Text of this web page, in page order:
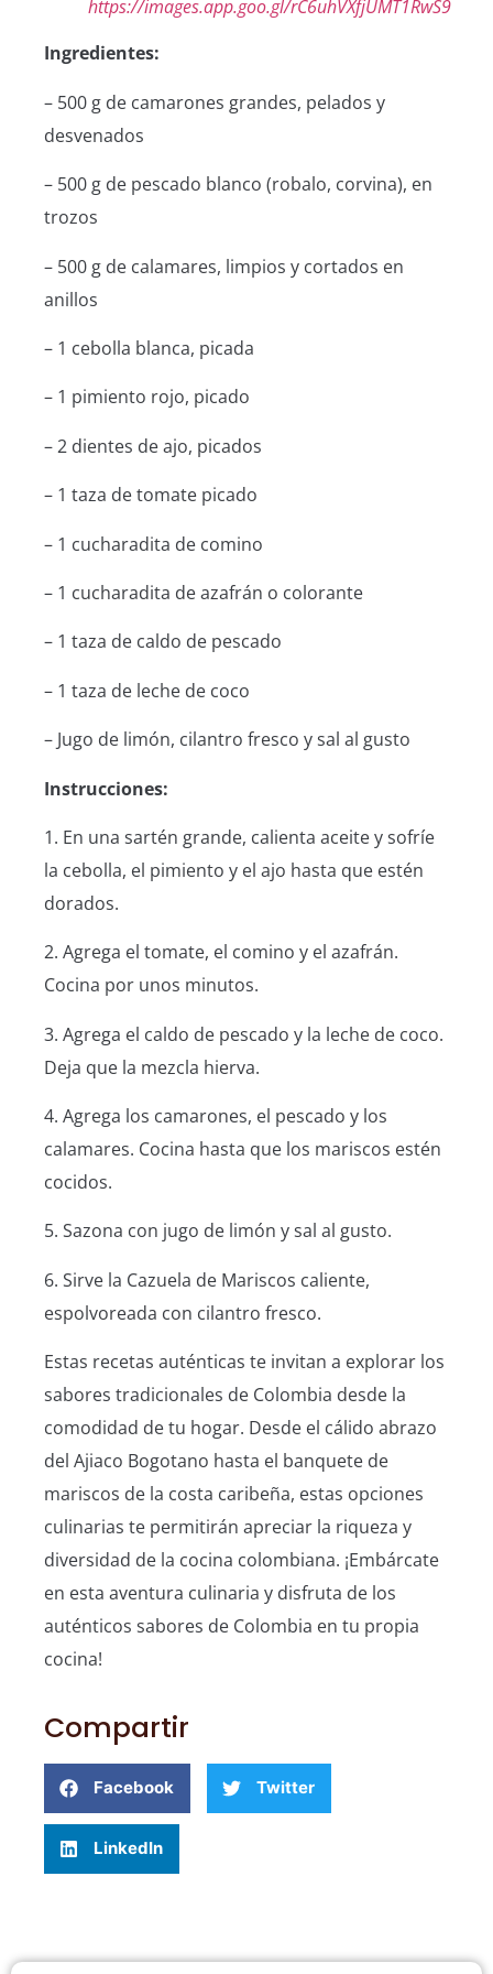
https://images.app.goo.gl/rC6uhVXfjUMT1RwS9
Ingredientes:
– 500 g de camarones grandes, pelados y
desvenados
– 500 g de pescado blanco (robalo, corvina), en
trozos
– 500 g de calamares, limpios y cortados en
anillos
– 1 cebolla blanca, picada
– 1 pimiento rojo, picado
– 2 dientes de ajo, picados
– 1 taza de tomate picado
– 1 cucharadita de comino
– 1 cucharadita de azafrán o colorante
– 1 taza de caldo de pescado
– 1 taza de leche de coco
– Jugo de limón, cilantro fresco y sal al gusto
Instrucciones:
1. En una sartén grande, calienta aceite y sofríe
la cebolla, el pimiento y el ajo hasta que estén
dorados.
2. Agrega el tomate, el comino y el azafrán.
Cocina por unos minutos.
3. Agrega el caldo de pescado y la leche de coco.
Deja que la mezcla hierva.
4. Agrega los camarones, el pescado y los
calamares. Cocina hasta que los mariscos estén
cocidos.
5. Sazona con jugo de limón y sal al gusto.
6. Sirve la Cazuela de Mariscos caliente,
espolvoreada con cilantro fresco.
Estas recetas auténticas te invitan a explorar los
sabores tradicionales de Colombia desde la
comodidad de tu hogar. Desde el cálido abrazo
del Ajiaco Bogotano hasta el banquete de
mariscos de la costa caribeña, estas opciones
culinarias te permitirán apreciar la riqueza y
diversidad de la cocina colombiana. ¡Embárcate
en esta aventura culinaria y disfruta de los
auténticos sabores de Colombia en tu propia
cocina!
Compartir
Facebook Twitter
LinkedIn